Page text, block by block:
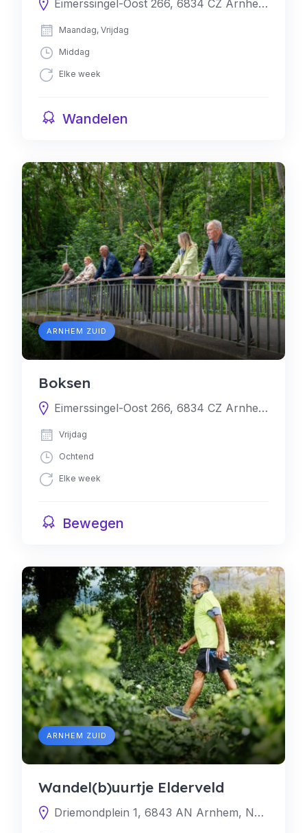
Eimerssingel-Oost 266, 6834 CZ Arnhem, Nederland
Maandag, Vrijdag
Middag
Elke week
Wandelen
ARNHEM ZUID
Boksen
Eimerssingel-Oost 266, 6834 CZ Arnhem, Nederland
Vrijdag
Ochtend
Elke week
Bewegen
ARNHEM ZUID
Wandel(b)uurtje Elderveld
Driemondplein 1, 6843 AN Arnhem, Nederland